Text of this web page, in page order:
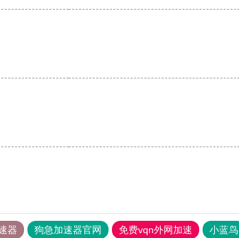
器 狗急加速器官网 免费vqn外网加速 小蓝鸟